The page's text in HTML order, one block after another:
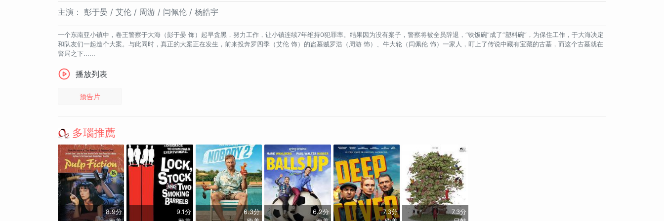
主演： 彭于晏 / 艾伦 / 周游 / 闫佩伦 / 杨皓宇
一个东南亚小镇中，卷王警察于大海（彭于晏 饰）起早贪黑，努力工作，让小镇连续7年维持0犯罪率。结果因为没有案子，警察将被全员辞退，“铁饭碗”成了“塑料碗”，为保住工作，于大海决定
和队友们一起造个大案。与此同时，真正的大案正在发生，前来投奔罗四季（艾伦 饰）的盗墓贼罗浩（周游 饰）、牛大轮（闫佩伦 饰）一家人，盯上了传说中藏有宝藏的古墓，而这个古墓就在
警局之下......
播放列表
预告片
多瑙推薦
8.9分
9.1分
6.3分
6.2分
7.3分
7.3分